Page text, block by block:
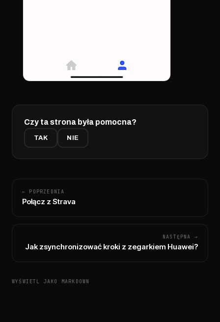
Czy ta strona była pomocna?
TAK NIE
← POPRZEDNIA
Połącz z Strava
NASTĘPNA →
Jak zsynchronizować kroki z zegarkiem Huawei?
WYŚWIETL JAKO MARKDOWN